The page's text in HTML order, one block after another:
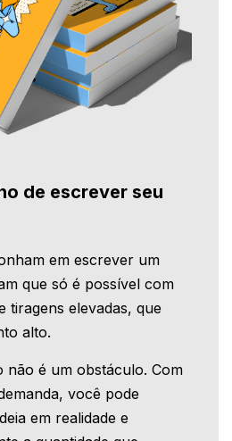
de escrever seu
em escrever um
que só é possível com
tiragens elevadas, que
alto.
não é um obstáculo. Com
você pode
em realidade e